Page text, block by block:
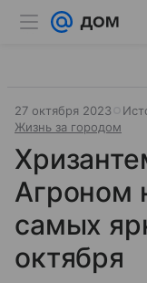
27 октября 2023
Жизнь за городом
Агроном
самых
октября